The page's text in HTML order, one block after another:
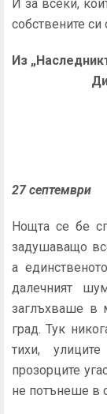
И за всеки,
собствените си
Из
27 септември
Нощта се бе
задуша­ващо
а
далечният
заглъхваше в
град. Тук
тихи,
прозорците
не потънеше в